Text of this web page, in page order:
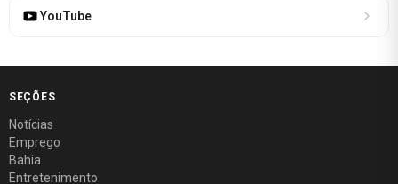
YouTube
SEÇÕES
Notícias
Emprego
Bahia
Entretenimento